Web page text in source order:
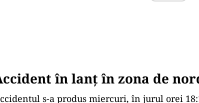
în lanț în zona de
s-a produs miercuri, în jurul orei